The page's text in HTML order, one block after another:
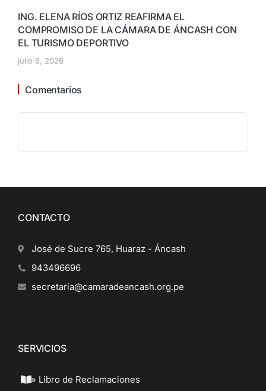
ING. ELENA RÍOS ORTIZ REAFIRMA EL
COMPROMISO DE LA CÁMARA DE ÁNCASH CON
EL TURISMO DEPORTIVO
julio 6, 2026
Comentarios
CONTACTO
José de Sucre 765, Huaraz - Áncash
943496696
secretaria@camaradeancash.org.pe
SERVICIOS
» Libro de Reclamaciones